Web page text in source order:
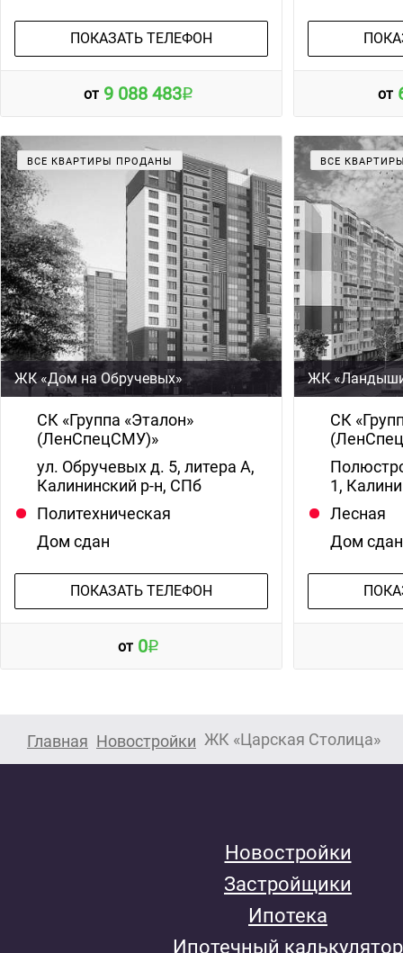
ПОКАЗАТЬ ТЕЛЕФОН
от 9 088 483 от
ВСЕ КВАРТИРЫ ПРОДАНЫ
ЖК «Дом на Обручевых»
СК «Группа «Эталон»
(ЛенСпецСМУ)»
ул. Обручевых д. 5, литера А,
Калининский р-н, СПб
Политехническая
Дом сдан
ПОКАЗАТЬ ТЕЛЕФОН
от 0
ВСЕ
ЖК
СК
1,
Лесная
Дом сдан
Главная Новостройки ЖК «Царская Столица»
Новостройки
Застройщики
Ипотека
Ипотечный калькулятор